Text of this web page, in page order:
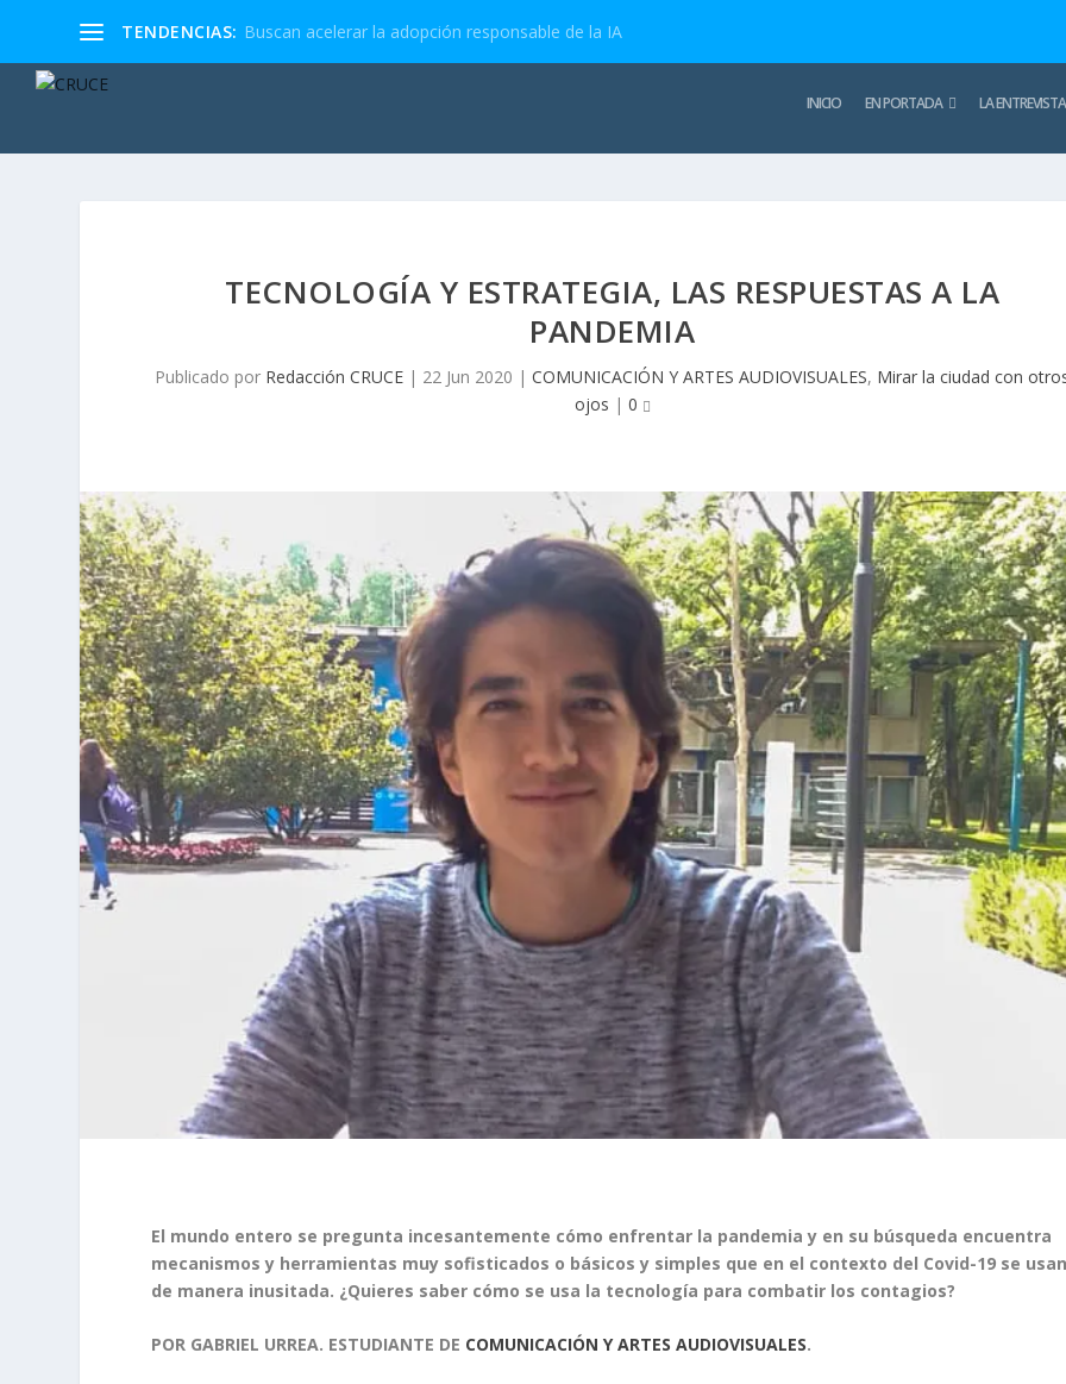
TENDENCIAS: Buscan acelerar la adopción responsable de la IA
INICIO EN PORTADA LA ENTREVISTA
TECNOLOGÍA Y ESTRATEGIA, LAS RESPUESTAS A LA
PANDEMIA
Publicado por Redacción CRUCE | 22 Jun 2020 |COMUNICACIÓN Y ARTES AUDIOVISUALES, Mirar la ciudad con
ojos | 0
El mundo entero se pregunta incesantemente cómo enfrentar la pandemia y en su búsqueda encuentra
mecanismos y herramientas muy sofisticados o básicos y simples que en el contexto del Covid-19 se
de manera inusitada. ¿Quieres saber cómo se usa la tecnología para combatir los contagios?
POR GABRIEL URREA. ESTUDIANTE DE COMUNICACIÓN Y ARTES AUDIOVISUALES.